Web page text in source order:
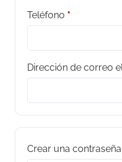
Teléfono *
Dirección de correo
Crear una